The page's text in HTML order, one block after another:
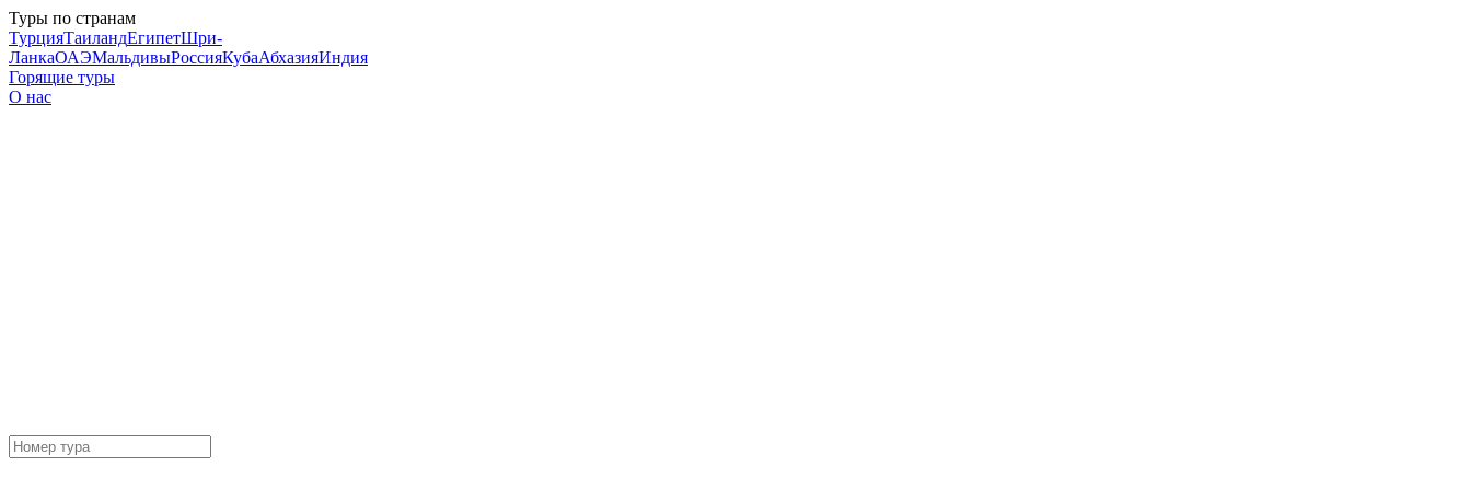
Туры по странам
ТурцияТаиландЕгипетШри-
ЛанкаОАЭМальдивыРоссияКубаАбхазияИндия
Горящие туры
О нас